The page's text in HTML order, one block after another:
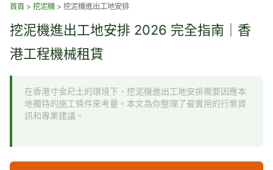
首頁 > 挖泥機 > 挖泥機進出工地安排
挖泥機進出工地安排 2026 完全指南｜香
港工程機械租賃
在香港寸金尺土的環境下，挖泥機進出工地安排需要因應本
地獨特的施工條件來考量。本文為你整理了最實用的行業資
訊和專業建議。